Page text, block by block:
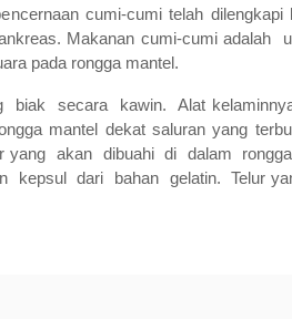
cumi-cumi telah dilengkapi
Makanan cumi-cumi adalah
pada rongga mantel.
biak secara kawin.
Alat
mantel dekat saluran yang
yang akan dibuahi di dalam rongga
kepsul dari bahan gelatin.
Telur